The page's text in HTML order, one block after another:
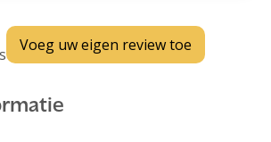
Voeg uw eigen review toe